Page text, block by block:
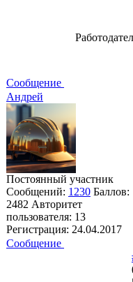
Сообщение
Андрей
Постоянный участник
Сообщений: 1230 Баллов:
2482 Авторитет
пользователя: 13
Регистрация: 24.04.2017
Сообщение